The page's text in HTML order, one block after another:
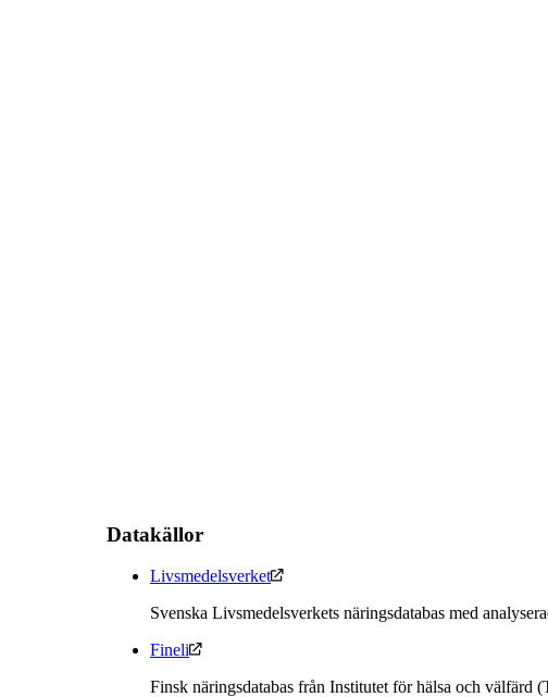
Datakällor
Livsmedelsverket
Svenska Livsmedelsverkets näringsdatabas med
Fineli
Finsk näringsdatabas från Institutet för hälsa och välfärd